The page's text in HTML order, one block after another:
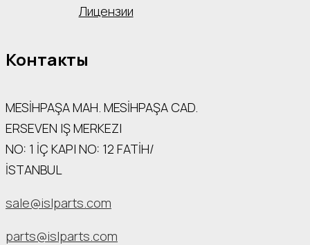
Лицензии
Контакты
MESİHPAŞA МАН. MESİHPAŞA CAD.
ERSEVEN IŞ MERKEZI
NO: 1 İÇ КАРI NO: 12 FATİH/
İSTANBUL
sale@islparts.com
parts@islparts.com